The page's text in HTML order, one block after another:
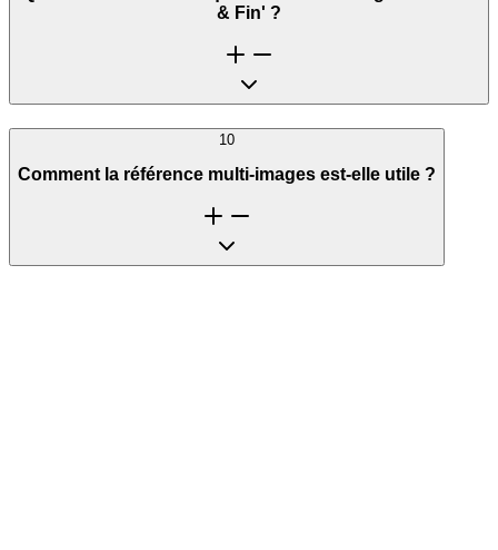
& Fin' ?
10
Comment la référence multi-images est-elle utile ?